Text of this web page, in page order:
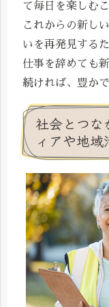
て毎日を楽しむ
これからの新し
いを再発見する
仕事を辞めても
続ければ、豊か
社会とつな
ィアや地